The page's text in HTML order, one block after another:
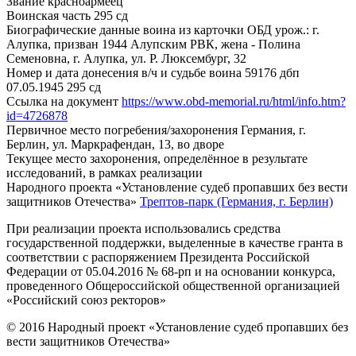
Воинская часть 295 сд
Биографические данные воина из карточки ОБД урож.: г.
Алупка, призван 1944 Алупским РВК, жена - Полина
Семеновна, г. Алупка, ул. Р. Люксембург, 32
Номер и дата донесения в/ч и судьбе воина 59176 дбп
07.05.1945 295 сд
Ссылка на документ https://www.obd-memorial.ru/html/info.htm?
id=4726878
Первичное место погребения/захоронения Германия, г.
Берлин, ул. Маркрафендан, 13, во дворе
Текущее место захоронения, определённое в результате
исследований, в рамках реализации
Народного проекта «Установление судеб пропавших без вести
защитников Отечества» Трептов-парк (Германия, г. Берлин)
При реализации проекта использовались средства
государственной поддержки, выделенные в качестве гранта в
соответствии с распоряжением Президента Российской
Федерации от 05.04.2016 № 68-рп и на основании конкурса,
проведенного Общероссийской общественной организацией
«Российский союз ректоров»
© 2016 Народный проект «Установление судеб пропавших без
вести защитников Отечества»